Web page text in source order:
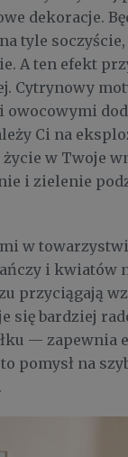
dekoracje.
tyle
A ten efekt
Cytrynowy
owocowymi
Ci na
w Twoje
i zielenie
w
i kwiatów
przyciągają
się bardziej
— zapewnia
pomysł na